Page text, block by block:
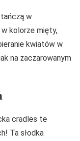
w
kolorze mięty,
kwiatów w
na zaczarowanym
cradles te
Ta słodka